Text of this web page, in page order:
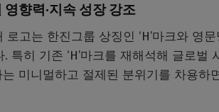
향력·지속 성장 강조
고는 한진그룹 상징인 ‘H’마크와 영문
. 특히 기존 ‘H’마크를 재해석해 글로벌
미니멀하고 절제된 분위기를 차용하